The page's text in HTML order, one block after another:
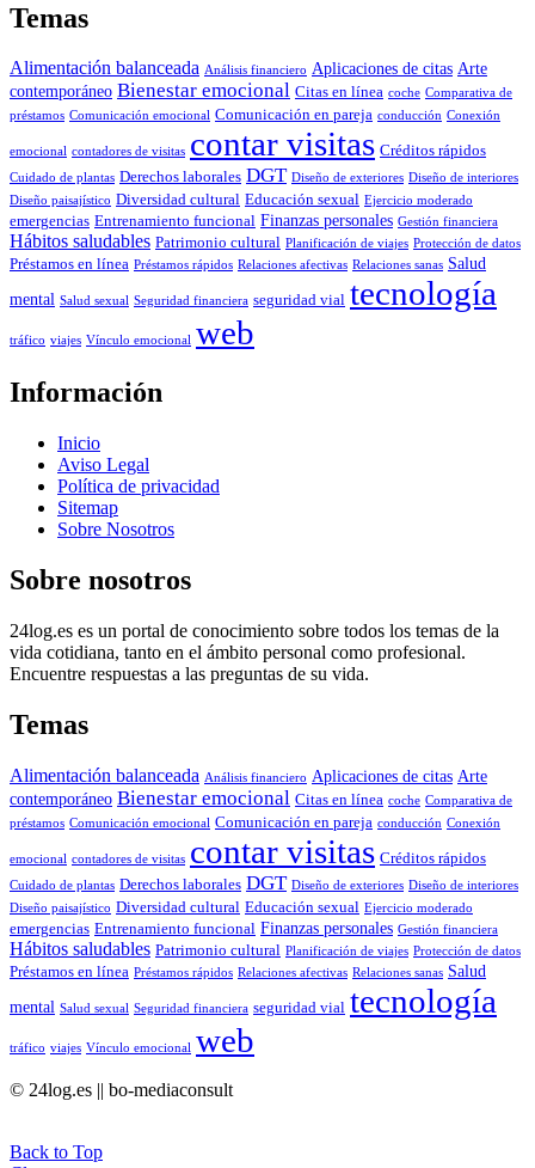
Temas
Alimentación balanceada Análisis financiero Aplicaciones de citas Arte
contemporáneo Bienestar emocional Citas en línea coche Comparativa de
préstamos Comunicación emocional Comunicación en pareja conducción Conexión
emocional contadores de visitas contar visitas Créditos rápidos
Cuidado de plantas Derechos laborales DGT Diseño de exteriores Diseño de interiores
Diseño paisajístico Diversidad cultural Educación sexual Ejercicio moderado
emergencias Entrenamiento funcional Finanzas personales Gestión financiera
Hábitos saludables Patrimonio cultural Planificación de viajes Protección de datos
Préstamos en línea Préstamos rápidos Relaciones afectivas Relaciones sanas Salud
mental Salud sexual Seguridad financiera seguridad vial tecnología
tráfico viajes Vínculo emocional web
Información
Inicio
Aviso Legal
Política de privacidad
Sitemap
Sobre Nosotros
Sobre nosotros
24log.es es un portal de conocimiento sobre todos los temas de la
vida cotidiana, tanto en el ámbito personal como profesional.
Encuentre respuestas a las preguntas de su vida.
Temas
Alimentación balanceada Análisis financiero Aplicaciones de citas Arte
contemporáneo Bienestar emocional Citas en línea coche Comparativa de
préstamos Comunicación emocional Comunicación en pareja conducción Conexión
emocional contadores de visitas contar visitas Créditos rápidos
Cuidado de plantas Derechos laborales DGT Diseño de exteriores Diseño de interiores
Diseño paisajístico Diversidad cultural Educación sexual Ejercicio moderado
emergencias Entrenamiento funcional Finanzas personales Gestión financiera
Hábitos saludables Patrimonio cultural Planificación de viajes Protección de datos
Préstamos en línea Préstamos rápidos Relaciones afectivas Relaciones sanas Salud
mental Salud sexual Seguridad financiera seguridad vial tecnología
tráfico viajes Vínculo emocional web
© 24log.es || bo-mediaconsult
Back to Top